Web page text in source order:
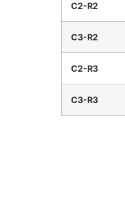
C2-R2
C3-R2
C2-R3
C3-R3